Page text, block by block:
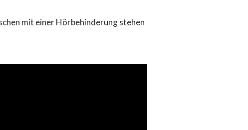
mit einer Hörbehinderung stehen